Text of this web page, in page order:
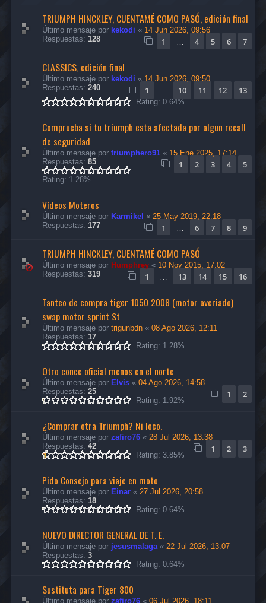
TRIUMPH HINCKLEY, CUENTAMÉ COMO PASÓ, edición final
Último mensaje por kekodi « 14 Jun 2026, 09:56
Respuestas: 128 1 4 5 6 7
CLASSICS, edición final
Último mensaje por kekodi « 14 Jun 2026, 09:50
Respuestas: 240 1 10 11 12 13
Rating: 0.64%
Comprueba si tu triumph esta afectada por algun recall
de seguridad
Último mensaje por triumphero91 « 15 Ene 2025, 17:14
Respuestas: 85 1 2 3 4 5
Rating: 1.28%
Vídeos Moteros
Último mensaje por Karmikel « 25 May 2019, 22:18
Respuestas: 177 1 6 7 8 9
TRIUMPH HINCKLEY, CUENTAMÉ COMO PASÓ
Último mensaje por Humphrey « 10 Nov 2015, 17:02
Respuestas: 319 1 13 14 15 16
Tanteo de compra tiger 1050 2008 (motor averiado)
swap motor sprint St
Último mensaje por trigunbdn « 08 Ago 2026, 12:11
Respuestas: 17
Rating: 1.28%
Otro conce oficial menos en el norte
Último mensaje por Elvis « 04 Ago 2026, 14:58
Respuestas: 25 1 2
Rating: 1.92%
¿Comprar otra Triumph? Ni loco.
Último mensaje por zafiro76 « 28 Jul 2026, 13:38
Respuestas: 42 1 2 3
Rating: 3.85%
Pido Consejo para viaje en moto
Último mensaje por Einar « 27 Jul 2026, 20:58
Respuestas: 18
Rating: 0.64%
NUEVO DIRECTOR GENERAL DE T. E.
Último mensaje por jesusmalaga« 22 Jul 2026, 13:07
Respuestas: 3
Rating: 0.64%
Sustituta para Tiger 800
Último mensaje por zafiro76 « 06 Jul 2026, 18:11